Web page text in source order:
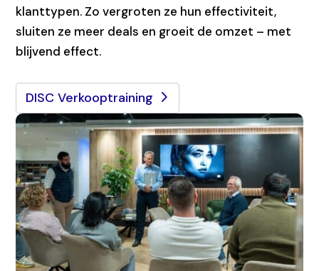
klanttypen. Zo vergroten ze hun effectiviteit,
sluiten ze meer deals en groeit de omzet – met
blijvend effect.
DISC Verkooptraining